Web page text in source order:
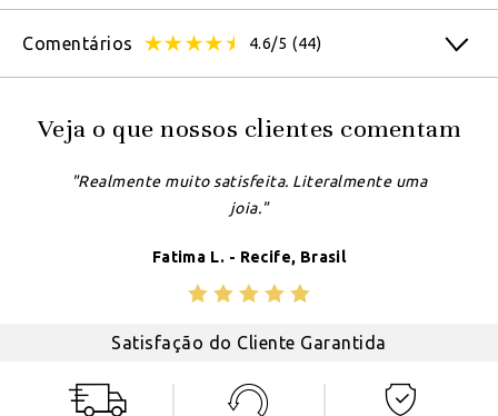
Comentários 4.6/5 (44)
Veja o que nossos clientes comentam
"Realmente muito satisfeita. Literalmente uma
joia."
Fatima L. - Recife, Brasil
Satisfação do Cliente Garantida